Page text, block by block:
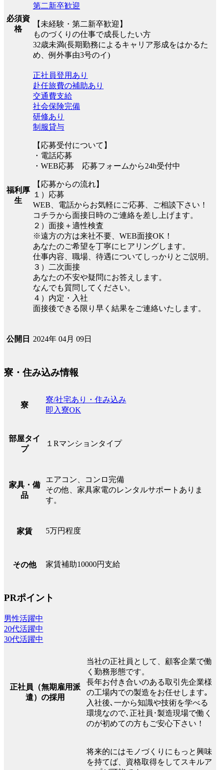
必須資
格
第二新卒歓迎
【未経験・第二新卒歓迎】
ものづくりの仕事で成長したい方
32歳未満(長期勤務によるキャリア形成をはかるた
め、例外事由3号のイ)
福利厚
生
正社員登用あり
赴任旅費の補助あり
交通費支給
社会保険完備
研修あり
制服貸与
【応募受付について】
・電話応募
・WEB応募 応募フォームから24h受付中
【応募からの流れ】
１）応募
WEB、電話からお気軽にご応募、ご相談下さい！
コチラから面接日時のご連絡を差し上げます。
２）面接＋適性検査
※遠方の方は来社不要、WEB面接OK！
あなたのご希望を丁寧にヒアリングします。
仕事内容、職場、待遇についてしっかりとご説明。
３）二次面接
あなたの不安や疑問にお答えします。
なんでも質問してください。
４）内定・入社
面接後できる限り早く結果をご連絡いたします。
公開日 2024年 04月 09日
寮・住み込み情報
寮
寮/社宅あり・住み込み
即入寮OK
部屋タイ
プ
１Rマンションタイプ
家具・備
品
エアコン、コンロ完備
その他、家具家電のレンタルサポートありま
す。
家賃 5万円程度
その他 家賃補助10000円支給
PRポイント
男性活躍中
20代活躍中
30代活躍中
正社員（無期雇用派
遣）の採用
当社の正社員として、顧客企業で働
く勤務形態です。
長年お付き合いのある取引先企業様
の工場内での製造をお任せします｡
入社後､一から知識や技術を学べる
環境なので､正社員･製造現場で働く
のが初めての方もご安心下さい！
将来的にはモノづくりにもっと興味
を持てば、資格取得をしてスキルア